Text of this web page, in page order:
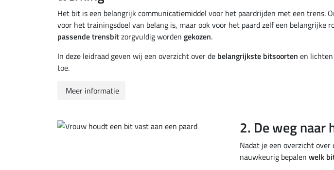
Het bit is een belangrijk communicatiemiddel voor het paardrijden met een trens.
voor het trainingsdoel van belang is, maar ook voor het paard zelf een belangrijke
passende trensbitzorgvuldig worden gekozen.
In deze leidraad geven wij een overzicht over de belangrijkste bitsoorten en lichten
toe.
Meer informatie
2. De weg naar
Nadat je een overzicht
nauwkeurig bepalen welk